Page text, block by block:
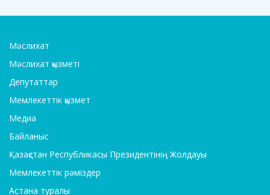
Мәслихат
Мәслихат қызметі
Депутаттар
Мемлекеттік қызмет
Медиа
Байланыс
Қазақстан Республикасы Президентінің Жолдауы
Мемлекеттік рәміздер
Астана туралы